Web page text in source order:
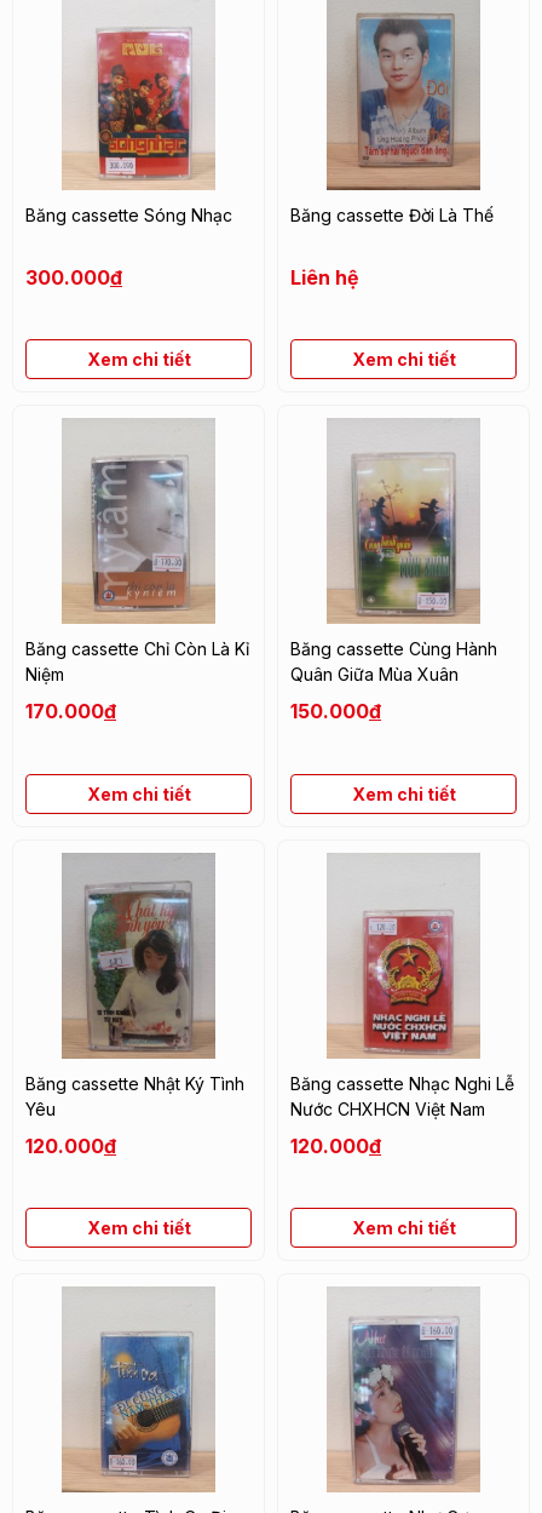
Băng cassette Sóng Nhạc
300.000đ
Xem chi tiết
Băng cassette Đời Là Thế
Liên hệ
Xem chi tiết
Băng cassette Chỉ Còn Là Kỉ
Niệm
170.000đ
Xem chi tiết
Băng cassette Cùng Hành
Quân Giữa Mùa Xuân
150.000đ
Xem chi tiết
Băng cassette Nhật Ký Tình
Yêu
120.000đ
Xem chi tiết
Băng cassette Nhạc Nghi Lễ
Nước CHXHCN Việt Nam
120.000đ
Xem chi tiết